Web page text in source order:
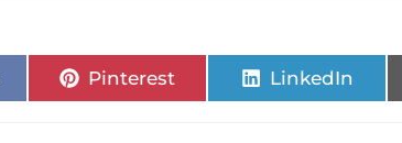
Pinterest LinkedIn